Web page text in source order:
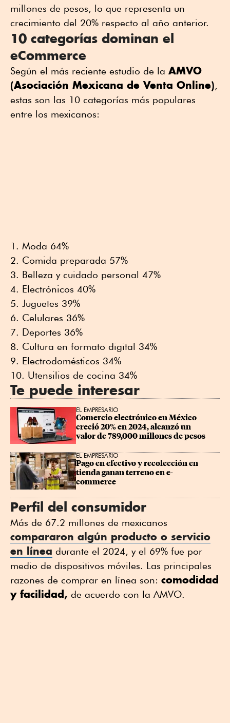
millones de pesos, lo que representa un
crecimiento del 20% respecto al año anterior.
10 categorías dominan el
eCommerce
Según el más reciente estudio de la AMVO
(Asociación Mexicana de Venta Online),
estas son las 10 categorías más populares
entre los mexicanos:
Moda 64%
Comida preparada 57%
Belleza y cuidado personal 47%
Electrónicos 40%
Juguetes 39%
Celulares 36%
Deportes 36%
Cultura en formato digital 34%
Electrodomésticos 34%
Utensilios de cocina 34%
Te puede interesar
EL EMPRESARIO
Comercio electrónico en México
creció 20% en 2024, alcanzó un
valor de 789,000 millones de pesos
EL EMPRESARIO
Pago en efectivo y recolección en
tienda ganan terreno en e-
commerce
Perfil del consumidor
Más de 67.2 millones de mexicanos
compararon algún producto o servicio
en línea durante el 2024, y el 69% fue por
medio de dispositivos móviles. Las principales
razones de comprar en línea son: comodidad
y facilidad, de acuerdo con la AMVO.